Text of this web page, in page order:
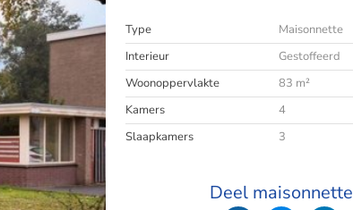
Type
Maisonnette
Interieur
Gestoffeerd
Woonoppervlakte
83 m²
Kamers
4
Slaapkamers
3
Deel maisonnette